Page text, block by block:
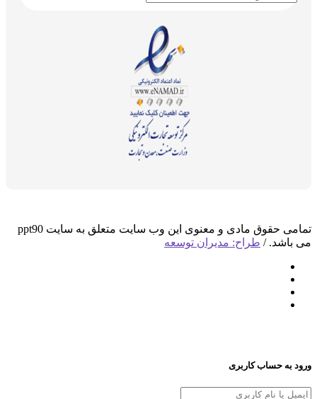
تمامی حقوق مادی و معنوی این وب سایت متعلق به سایت ppt90
/ طراح: مدیران توسعه
حساب کاربری